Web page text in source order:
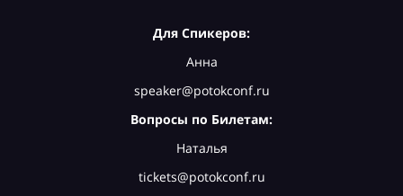
Для Спикеров:
Анна
speaker@potokconf.ru
Вопросы по Билетам:
Наталья
tickets@potokconf.ru